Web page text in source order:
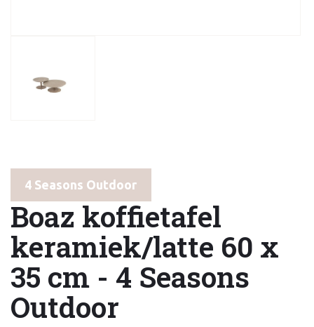
4 Seasons Outdoor
Boaz koffietafel
keramiek/latte 60 x
35 cm - 4 Seasons
Outdoor